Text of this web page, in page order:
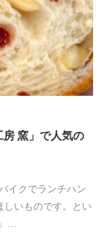
窯」で人気の
イクでランチハン
しいものです。とい
…